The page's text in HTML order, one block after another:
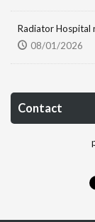
Radiator Hospital
08/01/2026
Contact